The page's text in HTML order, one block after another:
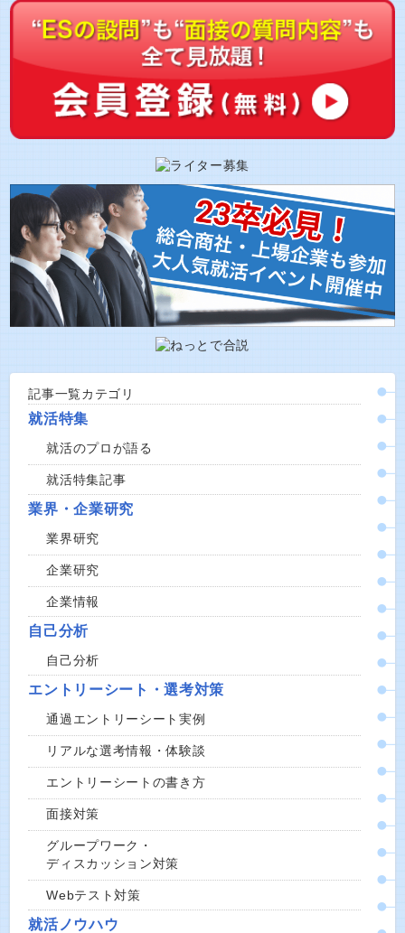
記事一覧カテゴリ
就活特集
就活のプロが語る
就活特集記事
業界・企業研究
業界研究
企業研究
企業情報
自己分析
自己分析
エントリーシート・選考対策
通過エントリーシート実例
リアルな選考情報・体験談
エントリーシートの書き方
面接対策
グループワーク・
ディスカッション対策
Webテスト対策
就活ノウハウ